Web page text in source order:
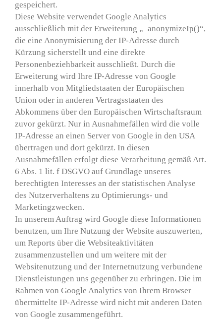
gespeichert.
Diese Website verwendet Google Analytics
ausschließlich mit der Erweiterung „_anonymizeIp()“,
die eine Anonymisierung der IP-Adresse durch
Kürzung sicherstellt und eine direkte
Personenbeziehbarkeit ausschließt. Durch die
Erweiterung wird Ihre IP-Adresse von Google
innerhalb von Mitgliedstaaten der Europäischen
Union oder in anderen Vertragsstaaten des
Abkommens über den Europäischen Wirtschaftsraum
zuvor gekürzt. Nur in Ausnahmefällen wird die volle
IP-Adresse an einen Server von Google in den USA
übertragen und dort gekürzt. In diesen
Ausnahmefällen erfolgt diese Verarbeitung gemäß Art.
6 Abs. 1 lit. f DSGVO auf Grundlage unseres
berechtigten Interesses an der statistischen Analyse
des Nutzerverhaltens zu Optimierungs- und
Marketingzwecken.
In unserem Auftrag wird Google diese Informationen
benutzen, um Ihre Nutzung der Website auszuwerten,
um Reports über die Websiteaktivitäten
zusammenzustellen und um weitere mit der
Websitenutzung und der Internetnutzung verbundene
Dienstleistungen uns gegenüber zu erbringen. Die im
Rahmen von Google Analytics von Ihrem Browser
übermittelte IP-Adresse wird nicht mit anderen Daten
von Google zusammengeführt.